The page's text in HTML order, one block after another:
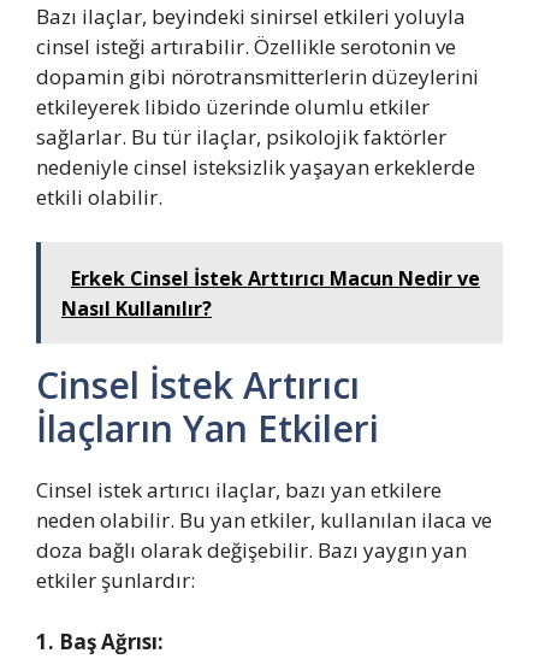
Bazı ilaçlar, beyindeki sinirsel etkileri yoluyla
cinsel isteği artırabilir. Özellikle serotonin ve
dopamin gibi nörotransmitterlerin düzeylerini
etkileyerek libido üzerinde olumlu etkiler
sağlarlar. Bu tür ilaçlar, psikolojik faktörler
nedeniyle cinsel isteksizlik yaşayan erkeklerde
etkili olabilir.
Erkek Cinsel İstek Arttırıcı Macun Nedir ve
Nasıl Kullanılır?
Cinsel İstek Artırıcı
İlaçların Yan Etkileri
Cinsel istek artırıcı ilaçlar, bazı yan etkilere
neden olabilir. Bu yan etkiler, kullanılan ilaca ve
doza bağlı olarak değişebilir. Bazı yaygın yan
etkiler şunlardır:
1. Baş Ağrısı: